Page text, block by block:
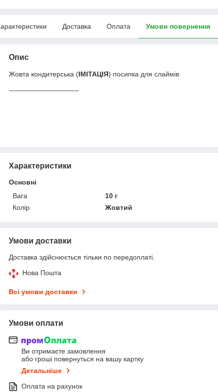
Доставка Оплата Умови повернення
Опис
Жовта кондитерська (ІМІТАЦІЯ) посипка для слаймів
Характеристики
Основні
Вага
10 г
Колір
Жовтий
Умови доставки
Доставка здійснюється тільки по передоплаті.
Нова Пошта
Всі умови доставки
Умови оплати
Ви отримаєте замовлення
або гроші повернуться на вашу картку
Детальніше
Оплата на рахунок